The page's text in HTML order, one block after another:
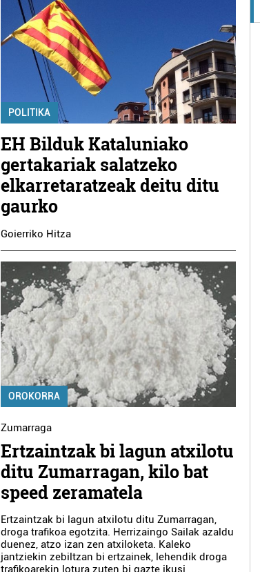
POLITIKA
EH Bilduk Kataluniako
gertakariak salatzeko
elkarretaratzeak deitu ditu
gaurko
Goierriko Hitza
OROKORRA
Zumarraga
Ertzaintzak bi lagun atxilotu
ditu Zumarragan, kilo bat
speed zeramatela
Ertzaintzak bi lagun atxilotu ditu Zumarragan,
droga trafikoa egotzita. Herrizaingo Sailak azaldu
duenez, atzo izan zen atxiloketa. Kaleko
jantziekin zebiltzan bi ertzainek, lehendik droga
trafikoarekin lotura zuten bi gazte ikusi